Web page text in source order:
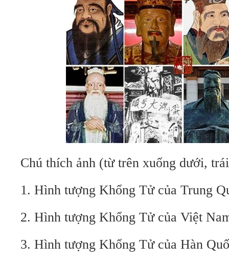
Chú thích ảnh (từ trên xuống dưới,
1. Hình tượng Khổng Tử của Trung
2. Hình tượng Khổng Tử của Việt
3. Hình tượng Khổng Tử của Hàn